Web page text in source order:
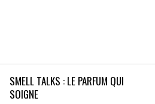
SMELL TALKS : LE PARFUM QUI
SOIGNE